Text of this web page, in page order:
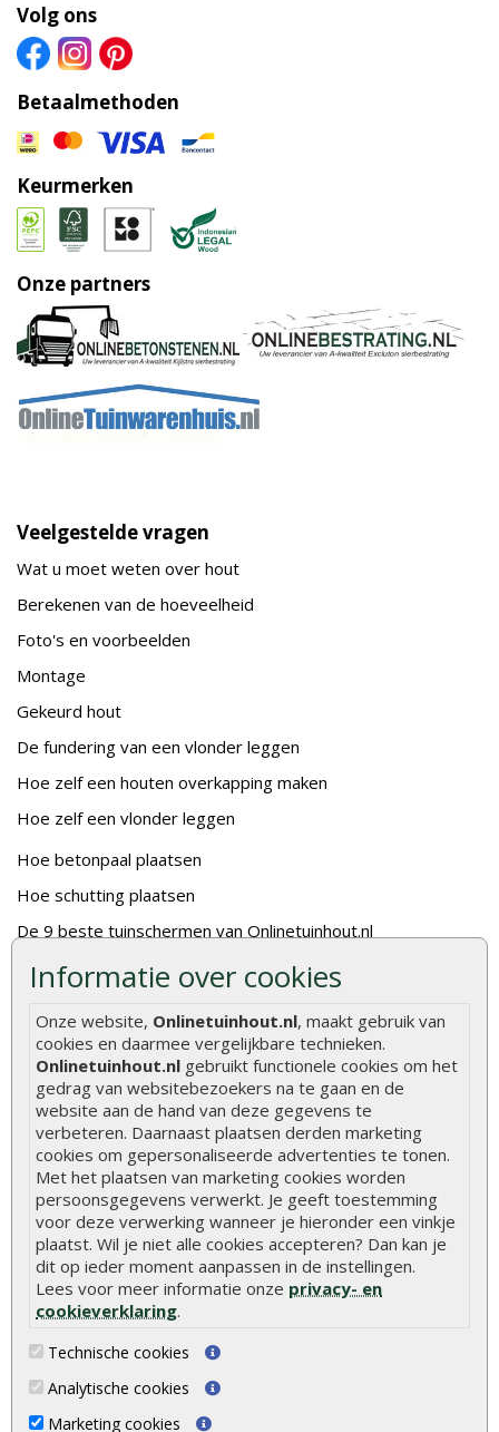
Informatie over cookies
Onze website, Onlinetuinhout.nl, maakt gebruik van
cookies en daarmee vergelijkbare technieken.
Onlinetuinhout.nl gebruikt functionele cookies om het
gedrag van websitebezoekers na te gaan en de
website aan de hand van deze gegevens te
verbeteren. Daarnaast plaatsen derden marketing
cookies om gepersonaliseerde advertenties te tonen.
Met het plaatsen van marketing cookies worden
persoonsgegevens verwerkt. Je geeft toestemming
voor deze verwerking wanneer je hieronder een vinkje
plaatst. Wil je niet alle cookies accepteren? Dan kan je
dit op ieder moment aanpassen in de instellingen.
Lees voor meer informatie onze privacy- en
cookieverklaring.
Technische cookies
Analytische cookies
Marketing cookies
Volg ons
Betaalmethoden
Keurmerken
Onze partners
Veelgestelde vragen
Wat u moet weten over hout
Berekenen van de hoeveelheid
Foto's en voorbeelden
Montage
Gekeurd hout
De fundering van een vlonder leggen
Hoe zelf een houten overkapping maken
Hoe zelf een vlonder leggen
Hoe betonpaal plaatsen
Hoe schutting plaatsen
De 9 beste tuinschermen van Onlinetuinhout.nl
Stijlvolle houtsoorten voor in de tuin
Welke palen voor een schapenhek
Alle populaire categorieën
Tuinhout
Schutting
Vlonderplanken
Tuinpalen
Tuinhekken
Tuinhuizen
Blokhutten
Overkappingen
Hout beton schutting
Tuindeuren
Tuinschermen
Schuttingplanken
Steigerplanken
Douglas hout
Aanbiedingen
Merken